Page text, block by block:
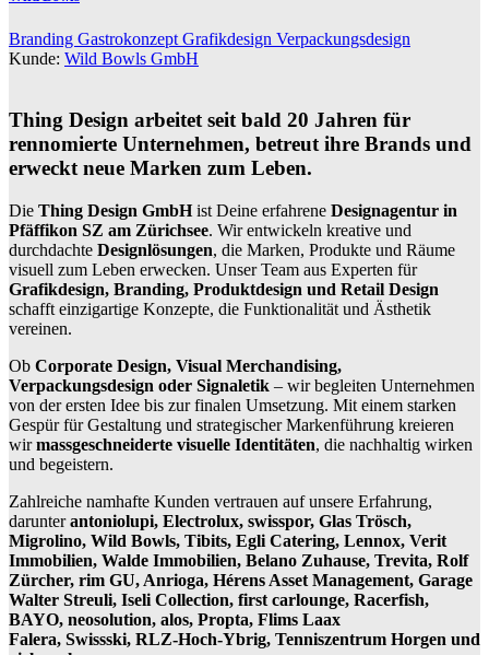
Branding Gastrokonzept Grafikdesign Verpackungsdesign
Kunde: Wild Bowls GmbH
Thing Design arbeitet seit bald 20 Jahren für
rennomierte Unternehmen, betreut ihre Brands und
erweckt neue Marken zum Leben.
Die Thing Design GmbHist Deine erfahrene Designagentur in
Pfäffikon SZ am Zürichsee. Wir entwickeln kreative und
durchdachte Designlösungen, die Marken, Produkte und Räume
visuell zum Leben erwecken. Unser Team aus Experten für
Grafikdesign, Branding, Produktdesign und Retail Design
schafft einzigartige Konzepte, die Funktionalität und Ästhetik
vereinen.
Ob Corporate Design, Visual Merchandising,
Verpackungsdesign oder Signaletik – wir begleiten Unternehmen
von der ersten Idee bis zur finalen Umsetzung. Mit einem starken
Gespür für Gestaltung und strategischer Markenführung kreieren
wirmassgeschneiderte visuelle Identitäten, die nachhaltig wirken
und begeistern.
Zahlreiche namhafte Kunden vertrauen auf unsere Erfahrung,
darunterantoniolupi, Electrolux, swisspor, Glas Trösch,
Migrolino, Wild Bowls, Tibits, Egli Catering, Lennox, Verit
Immobilien, Walde Immobilien, Belano Zuhause, Trevita, Rolf
Zürcher, rim GU, Anrioga, Hérens Asset Management, Garage
Walter Streuli, Iseli Collection, first carlounge, Racerfish,
BAYO, neosolution, alos, Propta, Flims Laax
Falera, Swissski, RLZ-Hoch-Ybrig, Tenniszentrum Horgen und